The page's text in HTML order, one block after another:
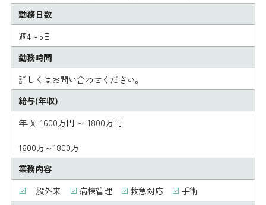
勤務日数
週4～5日
勤務時間
詳しくはお問い合わせください。
給与(年収)
年収 1600万円 ～ 1800万円
1600万～1800万
業務内容
一般外来
病棟管理 救急対応
手術